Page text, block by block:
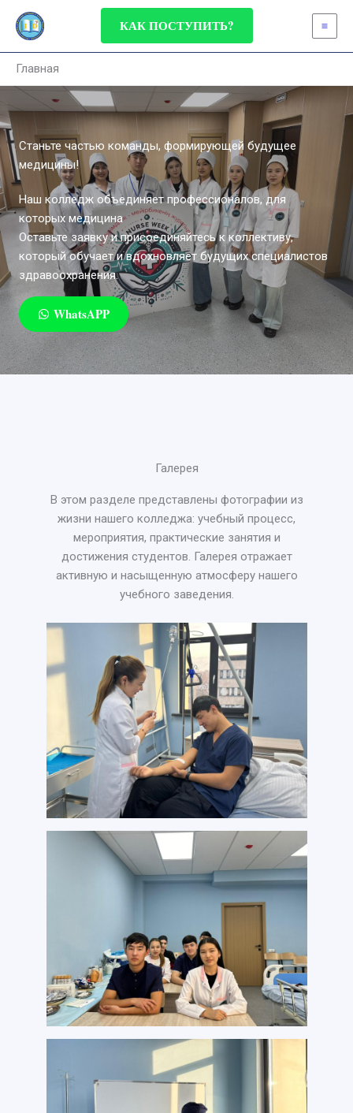
Перейти
КАК ПОСТУПИТЬ?
Главная
Станьте частью команды, формирующей будущее
медицины!
Наш колледж объединяет профессионалов, для
которых медицина
Оставьте заявку и присоединяйтесь к коллективу,
который обучает и вдохновляет будущих специалистов
здравоохранения.
WhatsAPP
Галерея
В этом разделе представлены фотографии из
жизни нашего колледжа: учебный процесс,
мероприятия, практические занятия и
достижения студентов. Галерея отражает
активную и насыщенную атмосферу нашего
учебного заведения.